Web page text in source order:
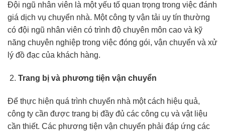
Đội ngũ nhân viên là một yếu tố quan trọng trong việc đánh
giá dịch vụ chuyển nhà. Một công ty vận tải uy tín thường
có đội ngũ nhân viên có trình độ chuyên môn cao và kỹ
năng chuyên nghiệp trong việc đóng gói, vận chuyển và xử
lý đồ đạc của khách hàng.
Trang bị và phương tiện vận chuyển
Để thực hiện quá trình chuyển nhà một cách hiệu quả,
công ty cần được trang bị đầy đủ các công cụ và vật liệu
cần thiết. Các phương tiện vận chuyển phải đáp ứng các